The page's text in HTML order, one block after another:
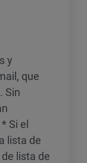
y
que
Sin
Si el
lista de
lista de